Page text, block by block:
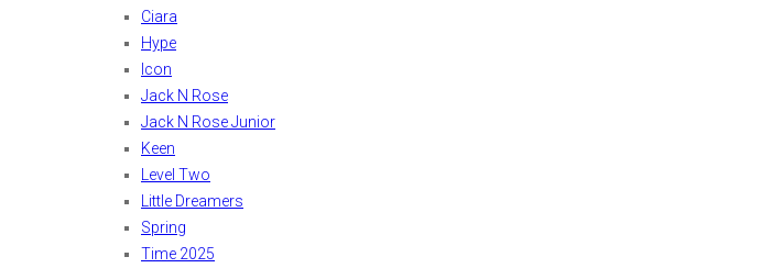
Ciara
Hype
Icon
Jack N Rose
Jack N Rose Junior
Keen
Level Two
Little Dreamers
Spring
Time 2025